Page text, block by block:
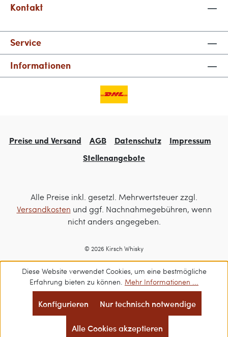
Kontakt
Service
Informationen
Preise und Versand AGB Datenschutz
Impressum
Stellenangebote
Alle Preise inkl. gesetzl. Mehrwertsteuer zzgl.
Versandkosten und ggf. Nachnahmegebühren, wenn
nicht anders angegeben.
© 2026 Kirsch Whisky
Diese Website verwendet Cookies, um eine bestmögliche
Erfahrung bieten zu können. Mehr Informationen ...
Nur technisch notwendige
Konfigurieren
Alle Cookies akzeptieren